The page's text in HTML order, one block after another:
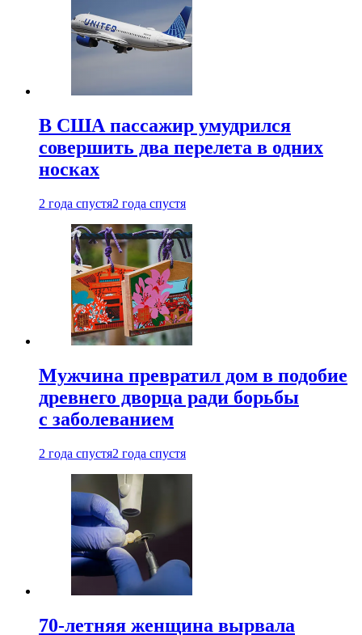
В США пассажир умудрился
совершить два перелета в одних
носках
2 года спустя2 года спустя
Мужчина превратил дом в подобие
древнего дворца ради борьбы
с заболеванием
2 года спустя2 года спустя
70-летняя женщина вырвала